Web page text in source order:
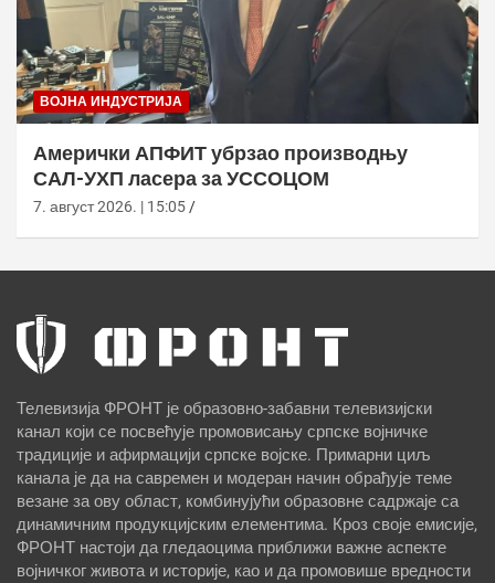
ВОЈНА ИНДУСТРИЈА
Амерички АПФИТ убрзао производњу
САЛ-УХП ласера за УССОЦОМ
7. август 2026. | 15:05
Телевизија ФРОНТ је образовно-забавни телевизијски
канал који се посвећује промовисању српске војничке
традиције и афирмацији српске војске. Примарни циљ
канала је да на савремен и модеран начин обрађује теме
везане за ову област, комбинујући образовне садржаје са
динамичним продукцијским елементима. Кроз своје емисије,
ФРОНТ настоји да гледаоцима приближи важне аспекте
војничког живота и историје, као и да промовише вредности